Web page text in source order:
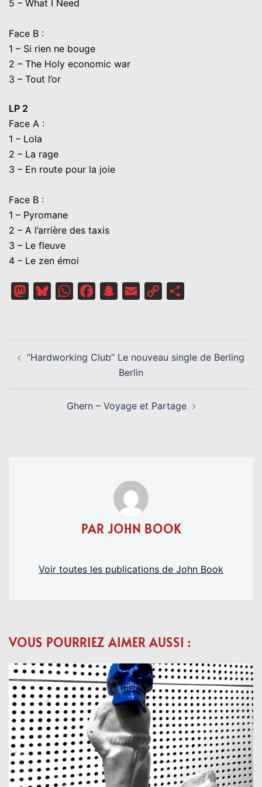
5 – What I Need
Face B :
1 – Si rien ne bouge
2 – The Holy economic war
3 – Tout l’or
LP 2
Face A :
1 – Lola
2 – La rage
3 – En route pour la joie
Face B :
1 – Pyromane
2 – A l’arrière des taxis
3 – Le fleuve
4 – Le zen émoi
MastodonBlueskyWhatsAppFacebookSnapchat
Email
Copy
D’ARTICLE
“Hardworking Club” Le nouveau single de Berling
Berlin
Ghern – Voyage et Partage
PAR JOHN BOOK
Voir toutes les publications de John Book
VOUS POURRIEZ AIMER AUSSI :